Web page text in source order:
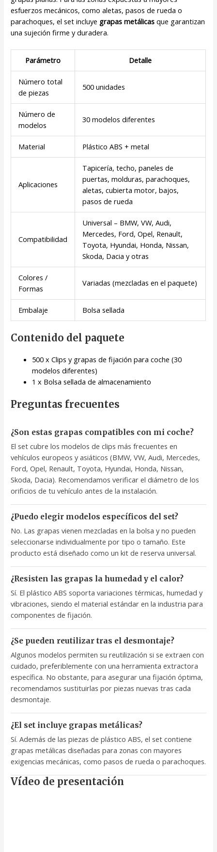
esfuerzos mecánicos, como aletas, pasos de rueda o
parachoques, el set incluye grapas metálicas que garantizan
una sujeción firme y duradera.
Parámetro Detalle
Número total
de piezas
500 unidades
Número de
modelos
30 modelos diferentes
Material Plástico ABS + metal
Aplicaciones
Tapicería, techo, paneles de
puertas, molduras, parachoques,
aletas, cubierta motor, bajos,
pasos de rueda
Compatibilidad
Universal – BMW, VW, Audi,
Mercedes, Ford, Opel, Renault,
Toyota, Hyundai, Honda, Nissan,
Skoda, Dacia y otras
Colores /
Formas
Variadas (mezcladas en el paquete)
Embalaje Bolsa sellada
Contenido del paquete
500 x Clips y grapas de fijación para coche (30
modelos diferentes)
1 x Bolsa sellada de almacenamiento
Preguntas frecuentes
¿Son estas grapas compatibles con mi coche?
El set cubre los modelos de clips más frecuentes en
vehículos europeos y asiáticos (BMW, VW, Audi, Mercedes,
Ford, Opel, Renault, Toyota, Hyundai, Honda, Nissan,
Skoda, Dacia). Recomendamos verificar el diámetro de los
orificios de tu vehículo antes de la instalación.
¿Puedo elegir modelos específicos del set?
No. Las grapas vienen mezcladas en la bolsa y no pueden
seleccionarse individualmente por tipo o tamaño. Este
producto está diseñado como un kit de reserva universal.
¿Resisten las grapas la humedad y el calor?
Sí. El plástico ABS soporta variaciones térmicas, humedad y
vibraciones, siendo el material estándar en la industria para
componentes de fijación.
¿Se pueden reutilizar tras el desmontaje?
Algunos modelos permiten su reutilización si se extraen con
cuidado, preferiblemente con una herramienta extractora
específica. No obstante, para asegurar una fijación óptima,
recomendamos sustituirlas por piezas nuevas tras cada
desmontaje.
¿El set incluye grapas metálicas?
Sí. Además de las piezas de plástico ABS, el set contiene
grapas metálicas diseñadas para zonas con mayores
exigencias mecánicas, como pasos de rueda o parachoques.
Vídeo de presentación